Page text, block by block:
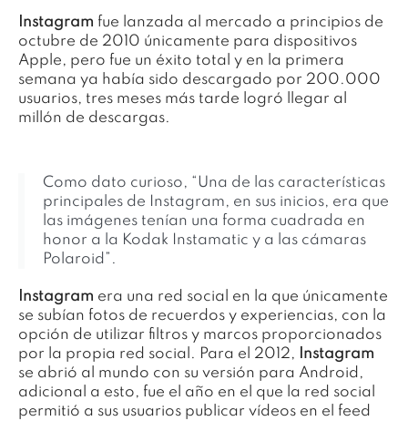
Instagram fue lanzada al mercado a principios de
octubre de 2010 únicamente para dispositivos
Apple, pero fue un éxito total y en la primera
semana ya había sido descargado por 200.000
usuarios, tres meses más tarde logró llegar al
millón de descargas.
Como dato curioso, “Una de las características
principales de Instagram, en sus inicios, era que
las imágenes tenían una forma cuadrada en
honor a la Kodak Instamatic y a las cámaras
Polaroid”.
Instagram era una red social en la que únicamente
se subían fotos de recuerdos y experiencias, con la
opción de utilizar filtros y marcos proporcionados
por la propia red social. Para el 2012, Instagram
se abrió al mundo con su versión para Android,
adicional a esto, fue el año en el que la red social
permitió a sus usuarios publicar vídeos en el feed